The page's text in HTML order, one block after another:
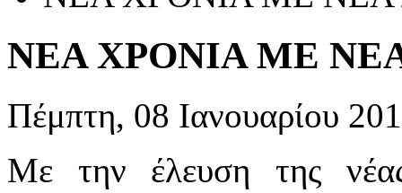
ΝΕΑ ΧΡΟΝΙΑ ΜΕ
Πέμπτη, 08 Ιανουαρίου
Με την έλευση της νέας